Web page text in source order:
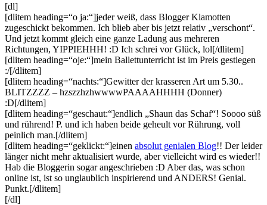
[dl]
[dlitem heading=“o ja:“]jeder weiß, dass Blogger Klamotten
zugeschickt bekommen. Ich blieb aber bis jetzt relativ „verschont“.
Und jetzt kommt gleich eine ganze Ladung aus mehreren
Richtungen, YIPPIEHHH! :D Ich schrei vor Glück, lol[/dlitem]
[dlitem heading=“oje:“]mein Ballettunterricht ist im Preis gestiegen
:/[/dlitem]
[dlitem heading=“nachts:“]Gewitter der krasseren Art um 5.30..
BLITZZZZ – hzszzhzhwwwwPAAAAHHHH (Donner)
:D[/dlitem]
[dlitem heading=“geschaut:“]endlich „Shaun das Schaf“! Soooo süß
und rührend! P. und ich haben beide geheult vor Rührung, voll
peinlich man.[/dlitem]
[dlitem heading=“geklickt:“]einen absolut genialen Blog!! Der leider
länger nicht mehr aktualisiert wurde, aber vielleicht wird es wieder!!
Hab die Bloggerin sogar angeschrieben :D Aber das, was schon
online ist, ist so unglaublich inspirierend und ANDERS! Genial.
Punkt.[/dlitem]
[/dl]